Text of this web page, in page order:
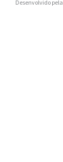
Desenvolvido pela